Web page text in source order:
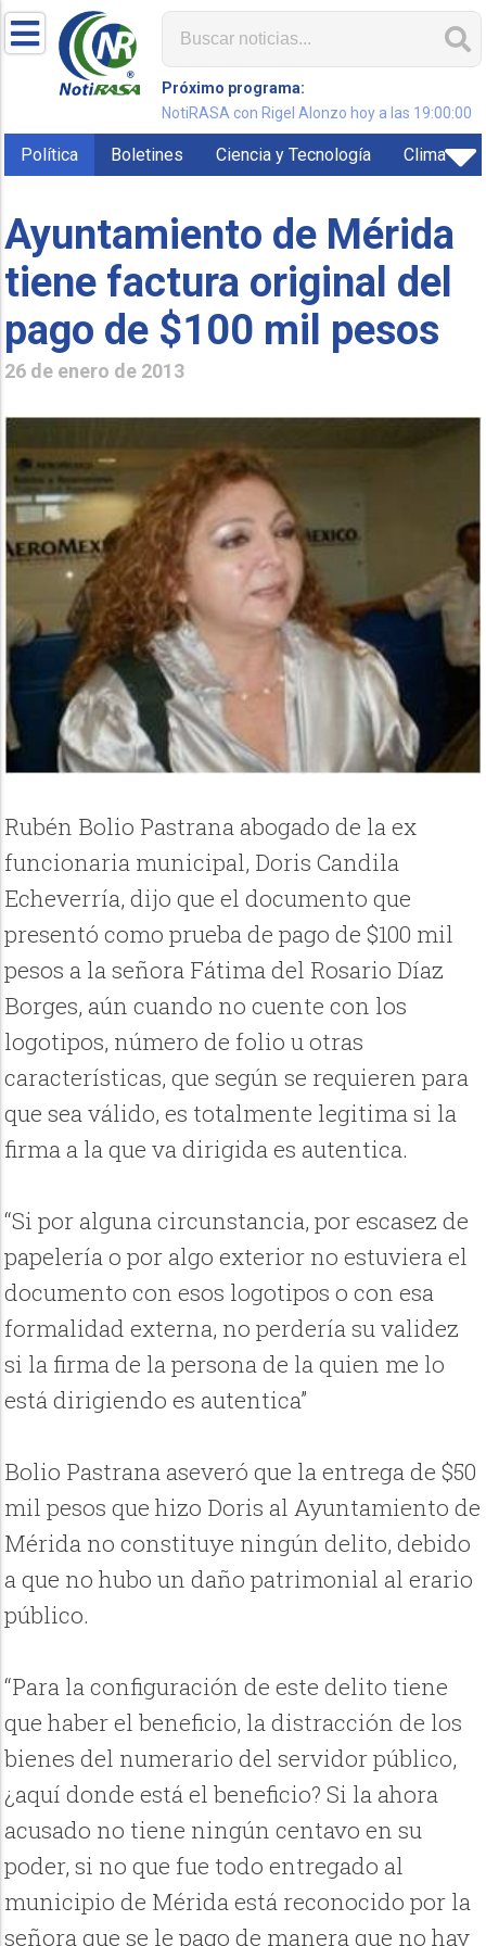
Próximo programa:
NotiRASA con Rigel Alonzo hoy a las 19:00:00
Política Boletines Ciencia y Tecnología Clima
Ayuntamiento de Mérida
tiene factura original del
pago de $100 mil pesos
26 de enero de 2013
Rubén Bolio Pastrana abogado de la ex
funcionaria municipal, Doris Candila
Echeverría, dijo que el documento que
presentó como prueba de pago de $100 mil
pesos a la señora Fátima del Rosario Díaz
Borges, aún cuando no cuente con los
logotipos, número de folio u otras
características, que según se requieren para
que sea válido, es totalmente legitima si la
firma a la que va dirigida es autentica.
“Si por alguna circunstancia, por escasez de
papelería o por algo exterior no estuviera el
documento con esos logotipos o con esa
formalidad externa, no perdería su validez
si la firma de la persona de la quien me lo
está dirigiendo es autentica”
Bolio Pastrana aseveró que la entrega de $50
mil pesos que hizo Doris al Ayuntamiento de
Mérida no constituye ningún delito, debido
a que no hubo un daño patrimonial al erario
público.
“Para la configuración de este delito tiene
que haber el beneficio, la distracción de los
bienes del numerario del servidor público,
¿aquí donde está el beneficio? Si la ahora
acusado no tiene ningún centavo en su
poder, si no que fue todo entregado al
municipio de Mérida está reconocido por la
señora que se le pago de manera que no hay